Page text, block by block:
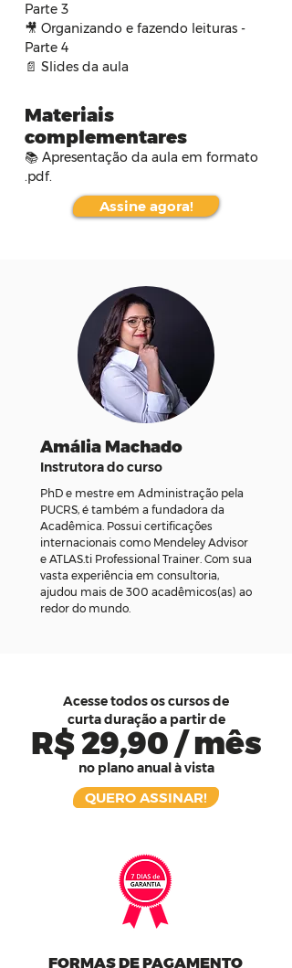
Parte 3
🎥 Organizando e fazendo leituras -
Parte 4
📄 Slides da aula
Materiais
complementares
📚 Apresentação da aula em formato
.pdf.
Assine agora!
Amália Machado
Instrutora do curso
PhD e mestre em Administração pela
PUCRS, é também a fundadora da
Acadêmica. Possui certificações
internacionais como Mendeley Advisor
e ATLAS.ti Professional Trainer. Com sua
vasta experiência em consultoria,
ajudou mais de 300 acadêmicos(as) ao
redor do mundo.
Acesse todos os cursos de
curta duração a partir de
no plano anual à vista
R$ 29,90 / mês
QUERO ASSINAR!
FORMAS DE PAGAMENTO